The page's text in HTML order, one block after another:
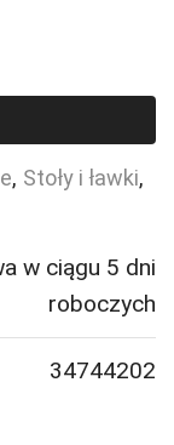
, Stoły i ławki,
w ciągu 5 dni
roboczych
34744202